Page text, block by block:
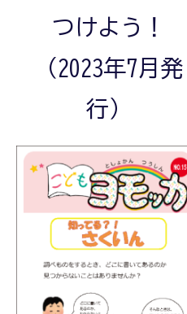
つけよう！
（2023年7月発
行）